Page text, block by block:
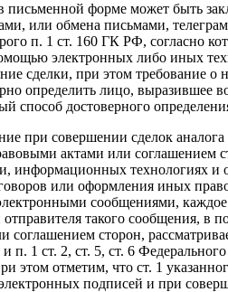
форме может быть
или обмена письмами,
п. 1 ст. 160 ГК РФ, согласно
электронных либо иных
сделки, при этом требование
определить лицо,
способ достоверного
при совершении сделок
актами или соглашением
информационных технологиях
или оформления иных
сообщениями,
такого сообщения, в
сторон,
п. 1 ст. 2, ст. 5, ст. 6
отметим, что ст. 1
подписей и при